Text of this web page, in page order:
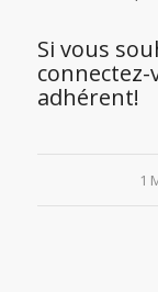
Si vous
connectez-
adhérent!
1